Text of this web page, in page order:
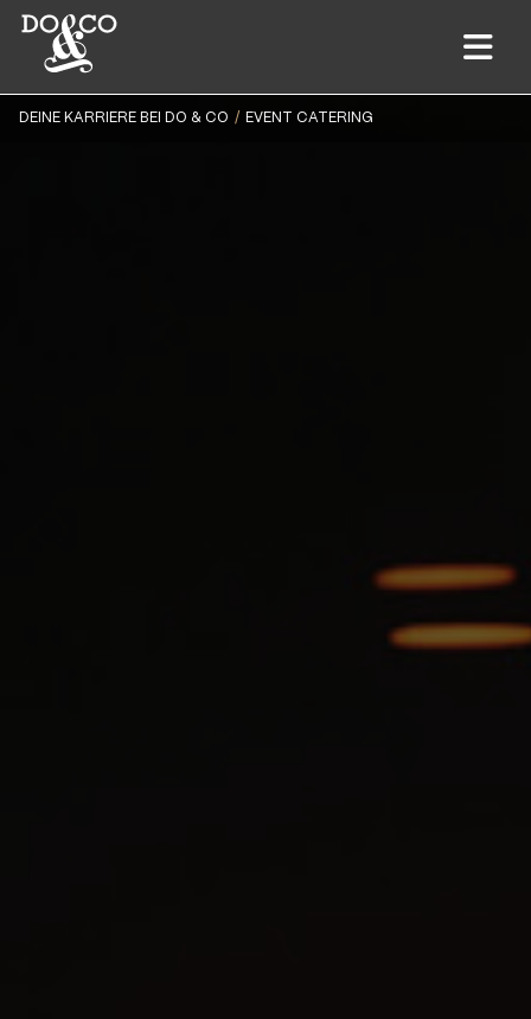
DEINE KARRIERE BEI DO & CO EVENT CATERING